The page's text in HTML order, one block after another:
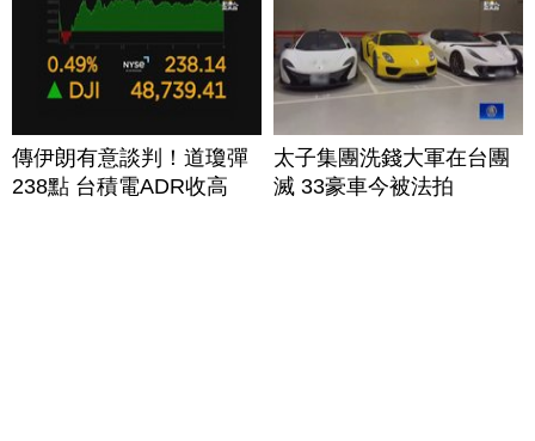
傳伊朗有意談判！道瓊彈
238點 台積電ADR收高
太子集團洗錢大軍在台團
滅 33豪車今被法拍